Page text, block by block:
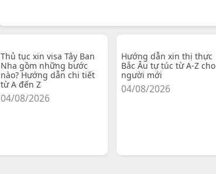
Thủ tục xin visa Tây Ban
Nha gồm những bước
nào? Hướng dẫn chi tiết
từ A đến Z
04/08/2026
Hướng dẫn xin thị thực
Bắc Âu tự túc từ A-Z cho
người mới
04/08/2026